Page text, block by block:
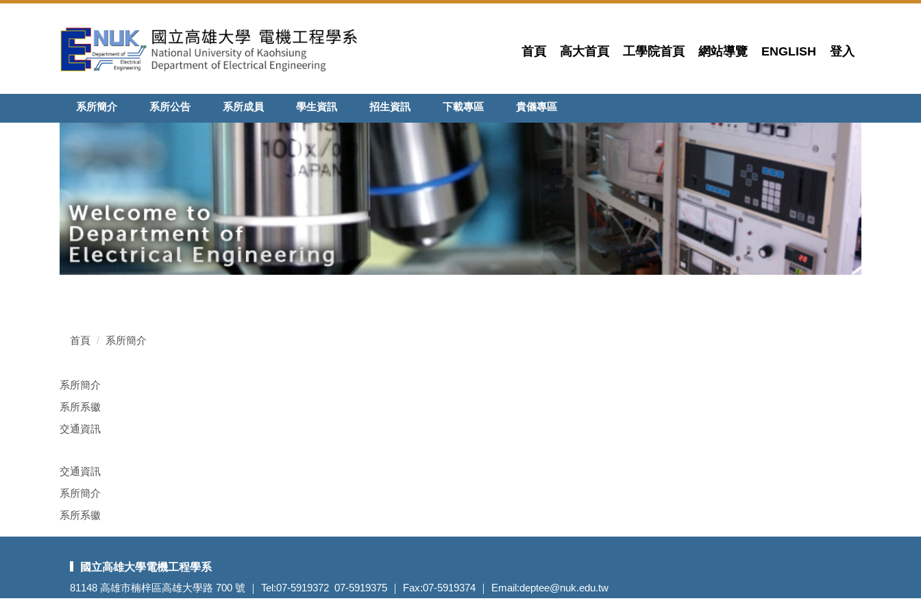
首頁 高大首頁 工學院首頁 網站導覽 ENGLISH 登入
系所簡介 系所公告 系所成員 學生資訊 招生資訊 下載專區 貴儀專區
首頁 系所簡介
系所簡介
系所系徽
交通資訊
交通資訊
系所簡介
系所系徽
國立高雄大學電機工程學系
81148 高雄市楠梓區高雄大學路 700 號 ｜ Tel:07-5919372 07-5919375 ｜ Fax:07-5919374 ｜ Email:deptee@nuk.edu.tw